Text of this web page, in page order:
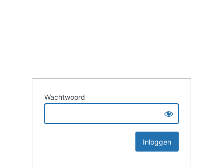
Wachtwoord